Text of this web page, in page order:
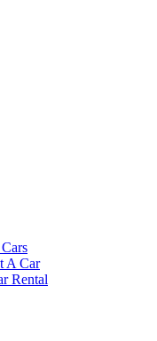
A Car
Rental